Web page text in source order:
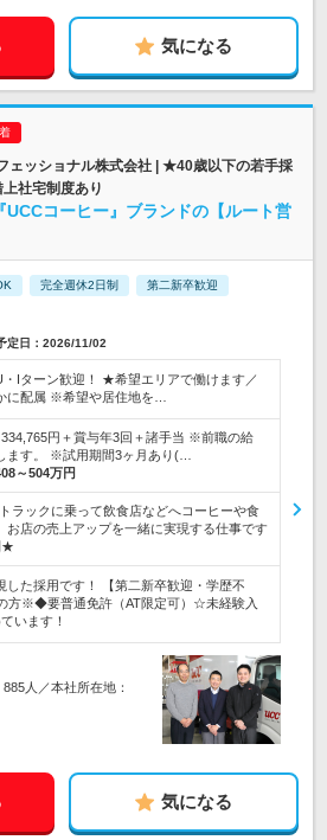
気になる
ェッショナル株式会社 | ★40歳以下の若手採
社宅制度あり
コーヒー』ブランドの【ルート営
完全週休2日制 第二新卒歓迎
定日：2026/11/02
・Iターン歓迎！ ★希望エリアで働けます／
に配属 ※希望や居住地を…
334,765円＋賞与年3回＋諸手当 ※前職の給
ます。 ※試用期間3ヶ月あり(…
～504万円
トラックに乗って飲食店などへコーヒーや食
お店の売上アップを一緒に実現する仕事です
★
した採用です！ 【第二新卒歓迎・学歴不
方※◆要普通免許（AT限定可）☆未経験入
います！
人／本社所在地：
気になる